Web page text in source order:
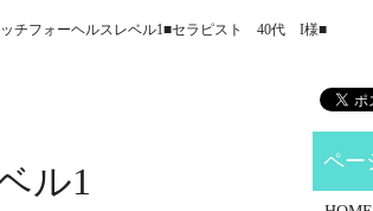
チフォーヘルスレベル1■セラピスト 40代 I様■
ル1